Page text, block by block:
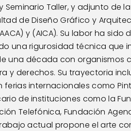
Taller, y adjunto de
de Diseño Gráfico y
y (AICA). Su labor ha
una rigurosidad técnica que
década con organismos
y derechos. Su trayectoria
ferias internacionales como
de instituciones como la
Telefónica, Fundación
actual propone el arte